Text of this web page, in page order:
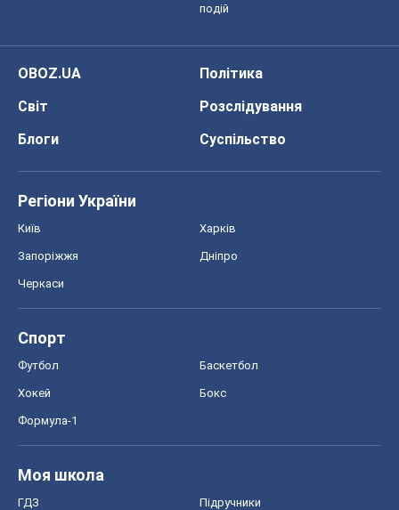
подій
OBOZ.UA
Політика
Світ
Розслідування
Блоги
Суспільство
Регіони України
Київ Харків
Запоріжжя Дніпро
Черкаси
Спорт
Футбол Баскетбол
Хокей Бокс
Формула-1
Моя школа
ГДЗ Підручники